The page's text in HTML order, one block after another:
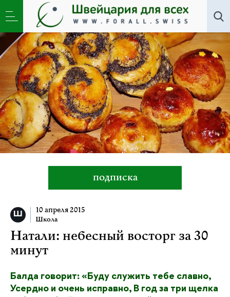
Все авторы»Наталья Бадяка
подписка
10 апреля 2015
Школа
Натали: небесный восторг за 30
минут
Балда говорит: «Буду служить тебе славно,
Усердно и очень исправно, В год за три щелка